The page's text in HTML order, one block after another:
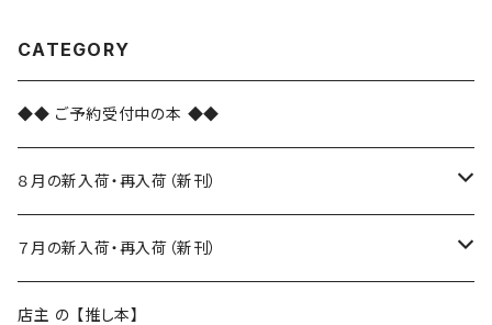
CATEGORY
◆◆ ご予約受付中の本 ◆◆
８月の新入荷・再入荷（新刊）
新入荷
再入荷
７月の新入荷・再入荷（新刊）
新入荷
店主 の 【推し本】